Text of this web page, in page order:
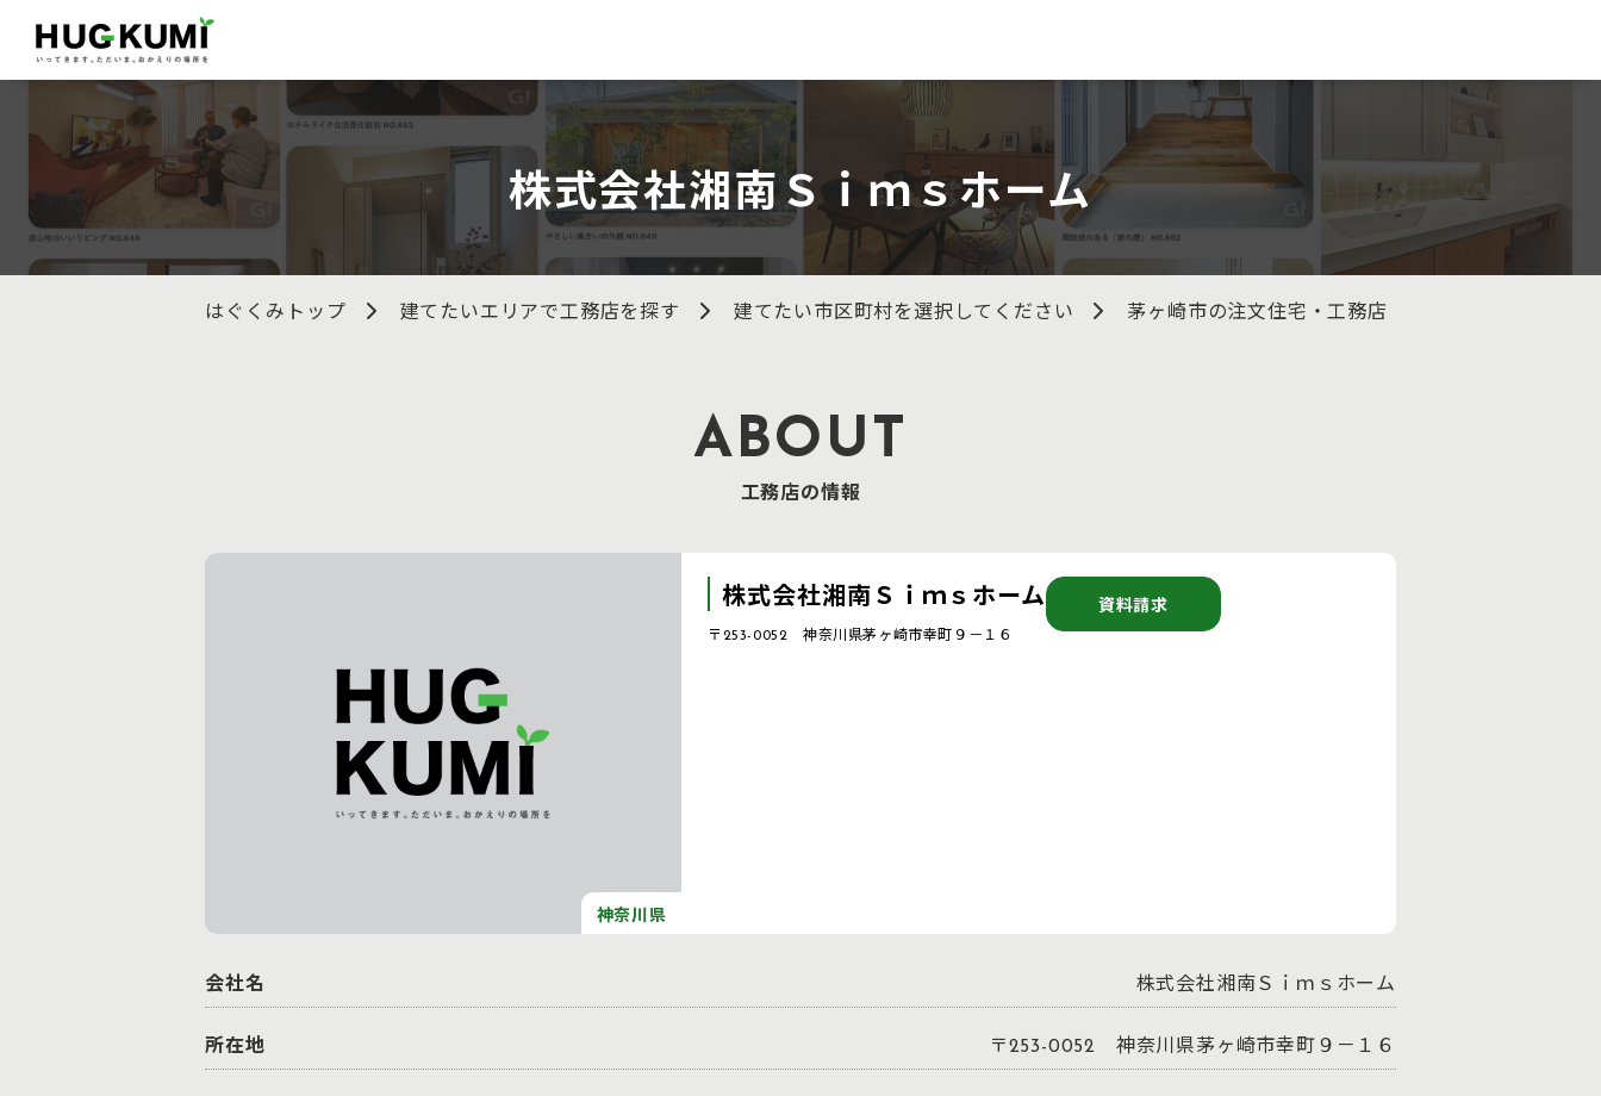
株式会社湘南Ｓｉｍｓホーム
はぐくみトップ 建てたいエリアで工務店を探す 建てたい市区町村を選択してください 茅ヶ崎市の注文住宅・工務店
ABOUT
工務店の情報
神奈川県
株式会社湘南Ｓｉｍｓホーム
〒253-0052 神奈川県茅ヶ崎市幸町９－１６
資料請求
会社名 株式会社湘南Ｓｉｍｓホーム
所在地 〒253-0052 神奈川県茅ヶ崎市幸町９－１６